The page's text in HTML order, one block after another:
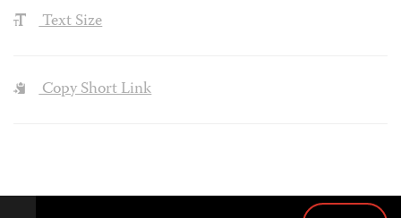
Text Size
Copy Short Link